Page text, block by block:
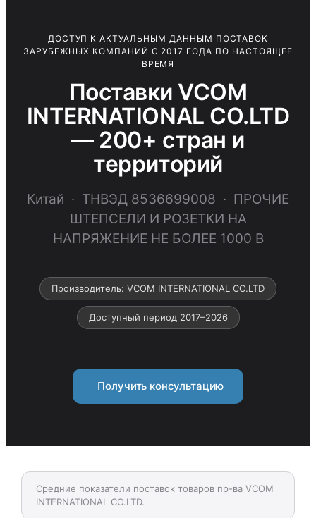
ДОСТУП К АКТУАЛЬНЫМ ДАННЫМ ПОСТАВОК
ЗАРУБЕЖНЫХ КОМПАНИЙ С 2017 ГОДА ПО НАСТОЯЩЕЕ
ВРЕМЯ
Поставки VCOM
INTERNATIONAL CO.LTD
— 200+ стран и
территорий
Китай · ТНВЭД 8536699008 · ПРОЧИЕ
ШТЕПСЕЛИ И РОЗЕТКИ НА
НАПРЯЖЕНИЕ НЕ БОЛЕЕ 1000 В
Производитель: VCOM INTERNATIONAL CO.LTD
Доступный период 2017–2026
Получить консультацию
Средние показатели поставок товаров пр-ва VCOM
INTERNATIONAL CO.LTD.